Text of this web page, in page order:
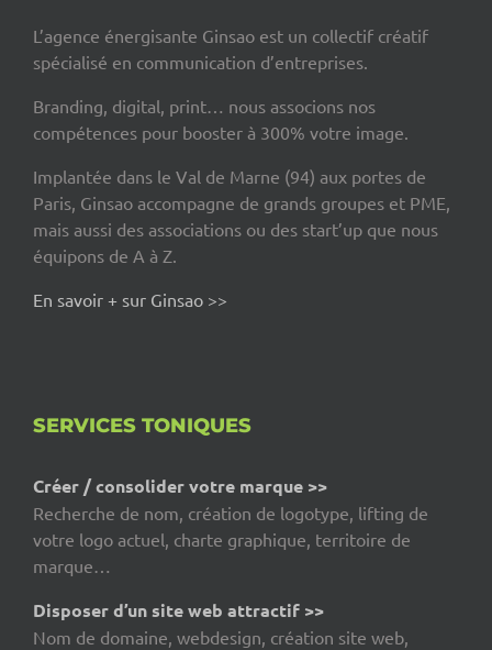
L’agence énergisante Ginsao est un collectif créatif
spécialisé en communication d’entreprises.
Branding, digital, print… nous associons nos
compétences pour booster à 300% votre image.
Implantée dans le Val de Marne (94) aux portes de
Paris, Ginsao accompagne de grands groupes et PME,
mais aussi des associations ou des start’up que nous
équipons de A à Z.
En savoir + sur Ginsao >>
SERVICES TONIQUES
Créer / consolider votre marque >>
Recherche de nom, création de logotype, lifting de
votre logo actuel, charte graphique, territoire de
marque…
Disposer d’un site web attractif >>
Nom de domaine, webdesign, création site web,